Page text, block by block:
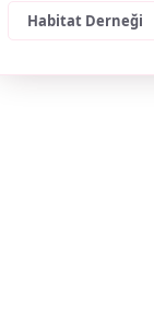
Habitat Derneği